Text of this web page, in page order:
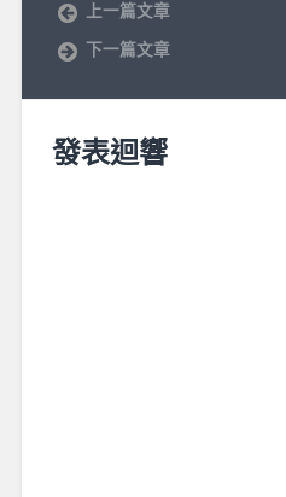
上一篇文章
下一篇文章
發表迴響